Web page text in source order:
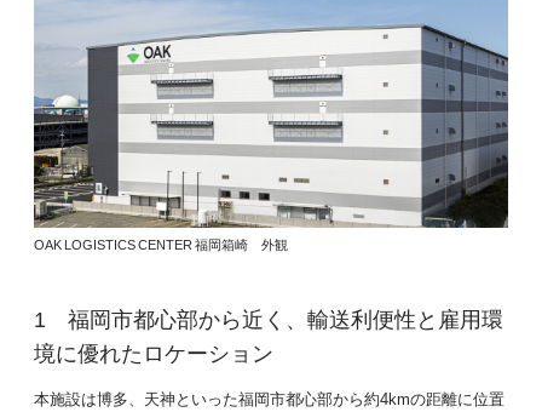
OAK LOGISTICS CENTER 福岡箱崎 外観
福岡市都心部から近く、輸送利便性と雇用環
境に優れたロケーション
本施設は博多、天神といった福岡市都心部から約4kmの距離に位置